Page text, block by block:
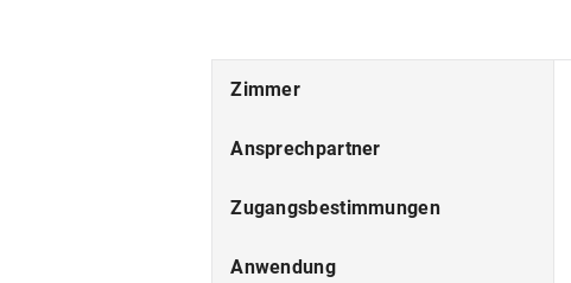
Zimmer
Ansprechpartner
Zugangsbestimmungen
Anwendung